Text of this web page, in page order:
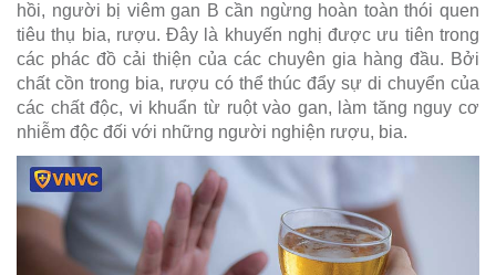
hồi, người bị viêm gan B cần ngừng hoàn toàn thói quen
tiêu thụ bia, rượu. Đây là khuyến nghị được ưu tiên trong
các phác đồ cải thiện của các chuyên gia hàng đầu. Bởi
chất cồn trong bia, rượu có thể thúc đẩy sự di chuyển của
các chất độc, vi khuẩn từ ruột vào gan, làm tăng nguy cơ
nhiễm độc đối với những người nghiện rượu, bia.